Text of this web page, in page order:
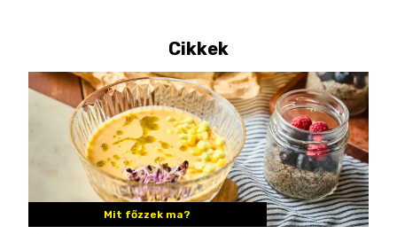
Cikkek
Mit főzzek ma?